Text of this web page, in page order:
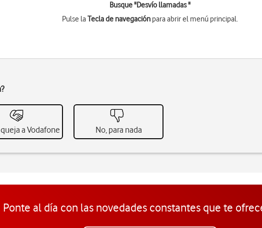
Busque "Desvío llamadas "
Pulse laTecla de navegaciónpara abrir el menú principal.
a Vodafone No, para nada
Ponte al día con las novedades constantes que te